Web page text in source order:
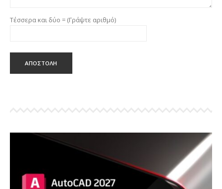
Τέσσερα και δύο = (Γράψτε αριθμό)
ΑΠΟΣΤΟΛΗ